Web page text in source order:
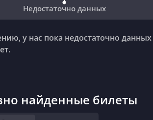
Недостаточно данных
у нас пока недостаточно
найденные билеты